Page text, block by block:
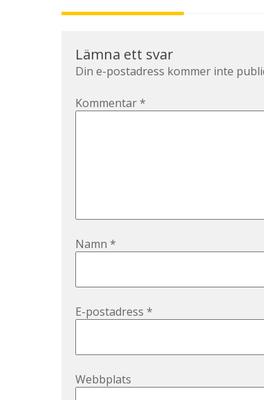
Lämna ett svar
Din e-postadress kommer inte
Kommentar*
Namn *
E-postadress *
Webbplats